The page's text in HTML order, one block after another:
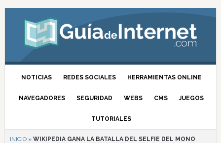
NOTICIAS REDES SOCIALES HERRAMIENTAS ONLINE
NAVEGADORES SEGURIDAD WEBS CMS JUEGOS
TUTORIALES
INICIO» WIKIPEDIA GANA LA BATALLA DEL SELFIE DEL MONO